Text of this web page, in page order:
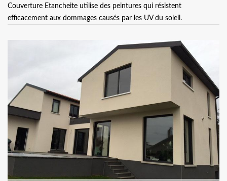
Couverture Etancheite utilise des peintures qui résistent
efficacement aux dommages causés par les UV du soleil.